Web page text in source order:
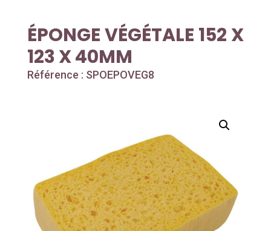
ÉPONGE VÉGÉTALE 152 X
123 X 40MM
Référence : SPOEPOVEG8